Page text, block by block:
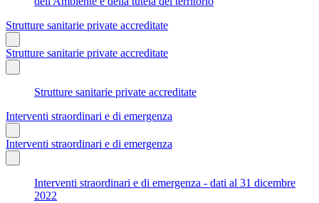
Strutture sanitarie private accreditate
Strutture sanitarie private accreditate
Strutture sanitarie private accreditate
Interventi straordinari e di emergenza
Interventi straordinari e di emergenza
Interventi straordinari e di emergenza - dati al 31 dicembre
2022